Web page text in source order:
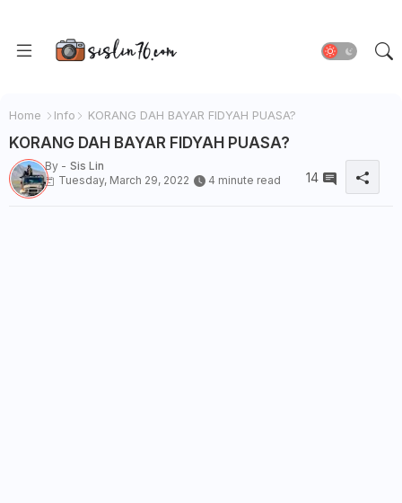
Home Info KORANG DAH BAYAR FIDYAH PUASA?
KORANG DAH BAYAR FIDYAH PUASA?
By - Sis Lin
Tuesday, March 29, 2022
4 minute read 14